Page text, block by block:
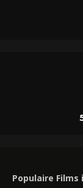
Populaire Films